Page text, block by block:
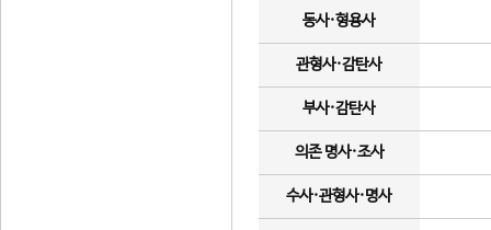
동사·형용사
관형사·감탄사
부사·감탄사
의존 명사·조사
수사·관형사·명사